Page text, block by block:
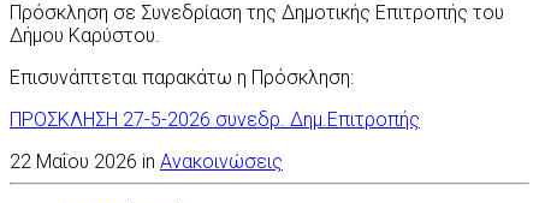
Πρόσκληση σε Συνεδρίαση της Δημοτικής Επιτροπής του
Δήμου Καρύστου.
Επισυνάπτεται παρακάτω η Πρόσκληση:
ΠΡΟΣΚΛΗΣΗ 27-5-2026 συνεδρ. Δημ.Επιτροπής
22 Μαΐου 2026 in Ανακοινώσεις